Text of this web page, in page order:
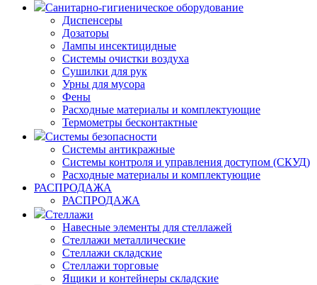
Санитарно-гигиеническое оборудование
Диспенсеры
Дозаторы
Лампы инсектицидные
Системы очистки воздуха
Сушилки для рук
Урны для мусора
Фены
Расходные материалы и комплектующие
Термометры бесконтактные
Системы безопасности
Системы антикражные
Системы контроля и управления доступом (СКУД)
Расходные материалы и комплектующие
РАСПРОДАЖА
РАСПРОДАЖА
Стеллажи
Навесные элементы для стеллажей
Стеллажи металлические
Стеллажи складские
Стеллажи торговые
Ящики и контейнеры складские